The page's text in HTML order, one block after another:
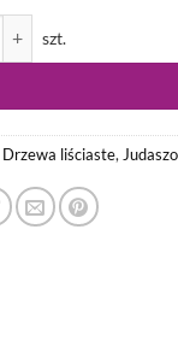
Drzewa liściaste,